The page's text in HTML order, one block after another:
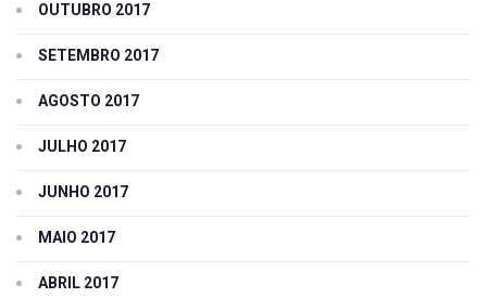
OUTUBRO 2017
SETEMBRO 2017
AGOSTO 2017
JULHO 2017
JUNHO 2017
MAIO 2017
ABRIL 2017